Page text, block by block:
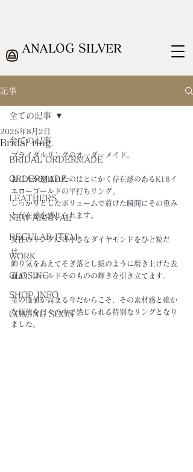
ANALOG SILVER
記事
全ての記事
BRIDAL ORDERMADE
ORDERMADE
LEATHERS
NEW ARRIVAL
REGULAR ITEM
WORK
CLOSING
SHOP INFO
COMING SOON
全ての記事
Bridal ring.
2025年8月2日
ブライダルリングのオーダーメイド。
お二人が選ばれたのはとにかく存在感のあるK18イ
エローゴールドの平打ちリング。
しっかりとしたボリュームで着けた瞬間にその重み
と存在感を感じられます。
女性のリングには小さなダイヤモンドをひと粒だ
け。
飾り気をあえてそぎ落とし鏡のように磨き上げた表
面が、ゴールドそのものの輝きを引き立てます。
金の価値が高まる今だからこそ、その素材感と確か
な価値を日々の中で感じられる特別なリングとなり
ました。